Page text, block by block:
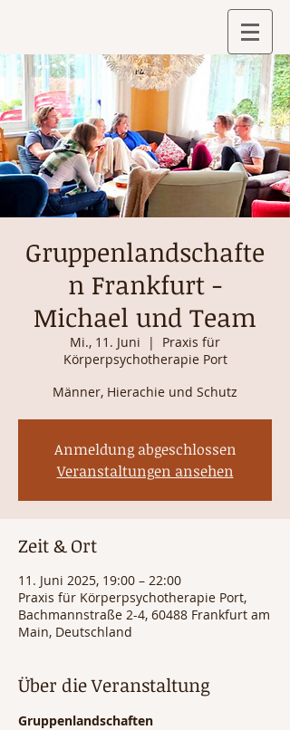
Gruppenlandschafte
n Frankfurt -
Michael und Team
Mi., 11. Juni
  |
Praxis für
Körperpsychotherapie Port
Männer, Hierachie und Schutz
Anmeldung abgeschlossen
Veranstaltungen ansehen
Zeit & Ort
11. Juni 2025, 19:00 – 22:00
Praxis für Körperpsychotherapie Port,
Bachmannstraße 2-4, 60488 Frankfurt am
Main, Deutschland
Über die Veranstaltung
Gruppenlandschaften